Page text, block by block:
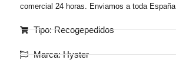
comercial 24 horas. Enviamos a toda España.
Tipo: Recogepedidos
Marca: Hyster